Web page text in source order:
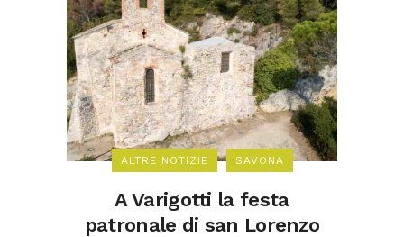
ALTRE NOTIZIE SAVONA
A Varigotti la festa
patronale di san Lorenzo